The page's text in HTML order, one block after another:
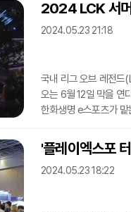
사실은 넘치는 마력의
'*냥(별냥)'을 만나 마법
2024 LCK 서머
2024.05.23 21:18
국내 리그 오브 레전드
오는 6월 12일 막을 연
한화생명 e스포츠가
참여했던 10개 팀이 변
팀이 각 팀과 2번씩
목, 금요일에는 오후 5
'플레이엑스포
2024.05.23 18:22